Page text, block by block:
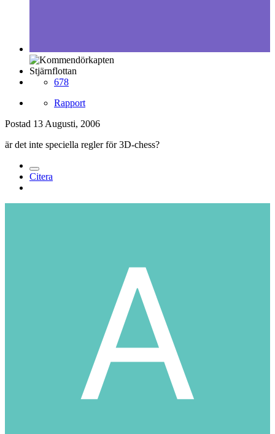
Stjärnflottan
678
Rapport
Postad 13 Augusti, 2006
är det inte speciella regler för 3D-chess?
Citera